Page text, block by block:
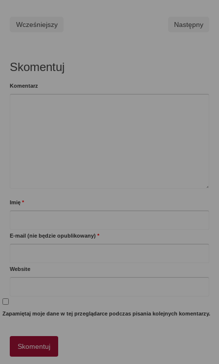
Wcześniejszy Następny
Skomentuj
Komentarz
Imię *
E-mail (nie będzie opublikowany) *
Website
Zapamiętaj moje dane w tej przeglądarce podczas pisania kolejnych komentarzy.